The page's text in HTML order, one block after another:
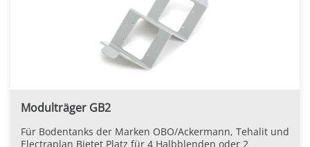
Modulträger GB2
Für Bodentanks der Marken OBO/Ackermann, Tehalit und
Electraplan Bietet Platz für 4 Halbblenden oder 2